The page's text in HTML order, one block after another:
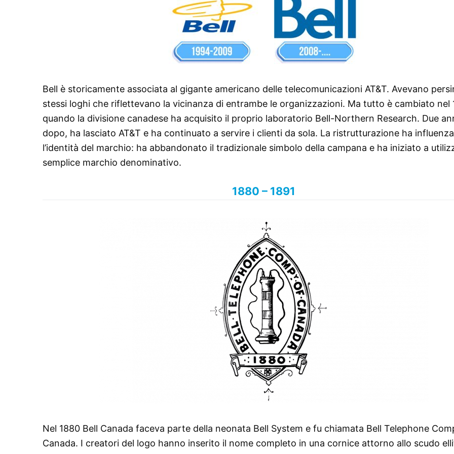
Bell è storicamente associata al gigante americano delle telecomunicazioni AT&T. Avevano
stessi loghi che riflettevano la vicinanza di entrambe le organizzazioni. Ma tutto è cambiato nel
quando la divisione canadese ha acquisito il proprio laboratorio Bell-Northern Research. Due
dopo, ha lasciato AT&T e ha continuato a servire i clienti da sola. La ristrutturazione ha
l’identità del marchio: ha abbandonato il tradizionale simbolo della campana e ha iniziato a
semplice marchio denominativo.
1880 – 1891
Nel 1880 Bell Canada faceva parte della neonata Bell System e fu chiamata Bell Telephone
Canada. I creatori del logo hanno inserito il nome completo in una cornice attorno allo scudo